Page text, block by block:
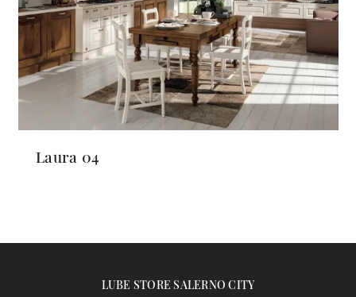
Laura 04
LUBE STORE SALERNO CITY